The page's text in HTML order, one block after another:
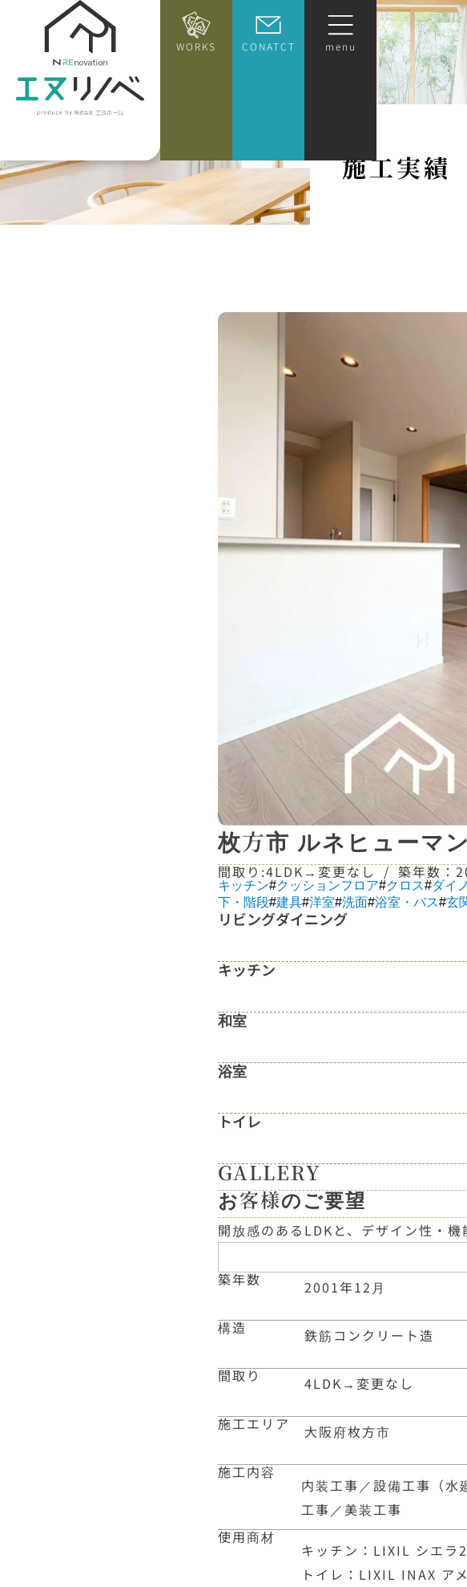
WORKS CONATCT menu
施工実績
枚方市 ルネヒューマ
間取り:4LDK→変更なし / 築年数：
キッチン#クッションフロア#クロス#ダイ
下・階段#建具#洋室#洗面#浴室・バス#玄
リビングダイニング
キッチン
和室
浴室
トイレ
GALLERY
お客様のご要望
開放感のあるLDKと、デザイン性・機
築年数 2001年12月
構造 鉄筋コンクリート造
間取り 4LDK → 変更なし
施工エリア 大阪府枚方市
施工内容
内装工事／設備工事（水
工事／美装工事
使用商材
キッチン：LIXIL シエラ
トイレ：LIXIL INAX ア